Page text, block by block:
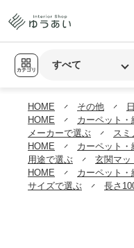
カテゴリ
HOME その他
HOME
カーペット・
メーカーで選ぶ
スミ
HOME
カーペット・
用途で選ぶ
玄関マッ
HOME
カーペット・
サイズで選ぶ
長さ